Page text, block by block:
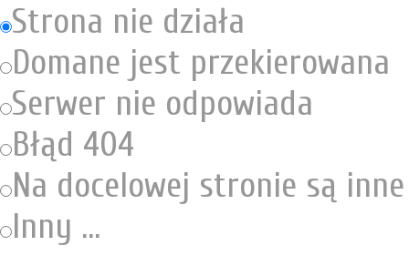
Strona nie działa
Domane jest przekierowana
Serwer nie odpowiada
Błąd 404
Na docelowej stronie są
Inny ...